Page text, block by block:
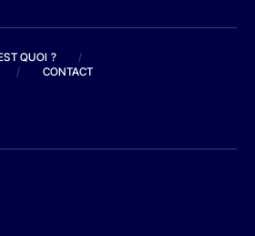
QUOI ?
/
/ CONTACT